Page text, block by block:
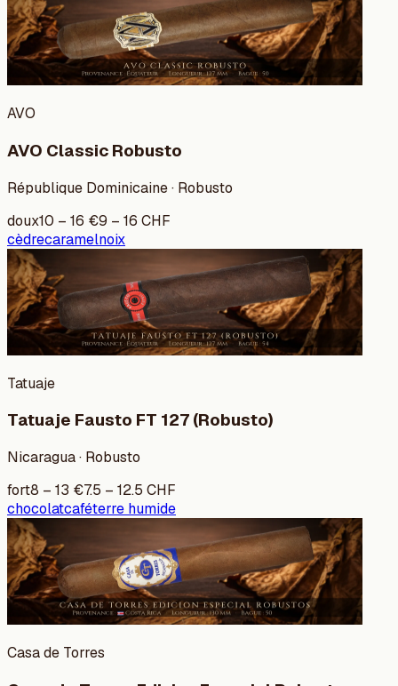
AVO
AVO Classic Robusto
République Dominicaine · Robusto
doux10 – 16 €9 – 16 CHF
cèdrecaramelnoix
Tatuaje
Tatuaje Fausto FT 127 (Robusto)
Nicaragua · Robusto
fort8 – 13 €7.5 – 12.5 CHF
chocolatcaféterre humide
Casa de Torres